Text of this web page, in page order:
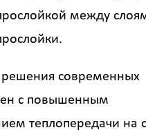
между
решения современных
с повышенным
теплопередачи на
расчёта
Вид